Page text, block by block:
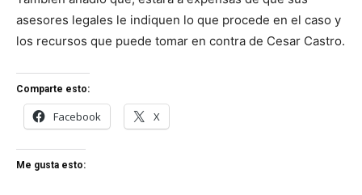
asesores legales le indiquen lo que procede en el caso y
los recursos que puede tomar en contra de Cesar Castro.
Comparte esto:
Facebook X
Me gusta esto: